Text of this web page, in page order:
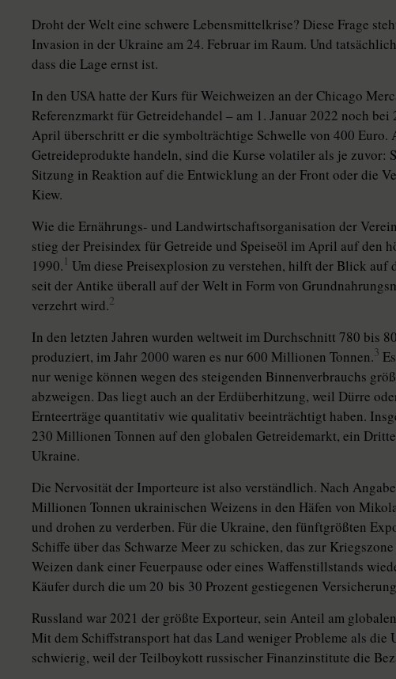
Droht der Welt eine schwere Lebensmittelkrise? Diese Frage
Invasion in der Ukraine am 24. Februar im Raum. Und
dass die Lage ernst ist.
In den USA hatte der Kurs für Weichweizen an der Chicago
Referenzmarkt für Getreidehandel – am 1. Januar 2022 noch
April überschritt er die symbolträchtige Schwelle von 400 Euro.
Getreideprodukte handeln, sind die Kurse volatiler als je zuvor:
Sitzung in Reaktion auf die Entwicklung an der Front oder die
Kiew.
Wie die Ernährungs- und Landwirtschaftsorganisation der
stieg der Preisindex für Getreide und Speiseöl im April auf den
1990. 1 Um diese Preisexplosion zu verstehen, hilft der Blick auf
seit der Antike überall auf der Welt in Form von
verzehrt wird.2
In den letzten Jahren wurden weltweit im Durchschnitt 780 bis
produziert, im Jahr 2000 waren es nur 600 Millionen Tonnen.3
nur wenige können wegen des steigenden Binnenverbrauchs
abzweigen. Das liegt auch an der Erdüberhitzung, weil Dürre
Ernteerträge quantitativ wie qualitativ beeinträchtigt haben.
230 Millionen Tonnen auf den globalen Getreidemarkt, ein
Ukraine.
Die Nervosität der Importeure ist also verständlich. Nach
Millionen Tonnen ukrainischen Weizens in den Häfen von
und drohen zu verderben. Für die Ukraine, den fünftgrößten
Schiffe über das Schwarze Meer zu schicken, das zur
Weizen dank einer Feuerpause oder eines Waffenstillstands
Käufer durch die um 20 bis 30 Prozent gestiegenen
Russland war 2021 der größte Exporteur, sein Anteil am
Mit dem Schiffstransport hat das Land weniger Probleme als die
schwierig, weil der Teilboykott russischer Finanzinstitute die